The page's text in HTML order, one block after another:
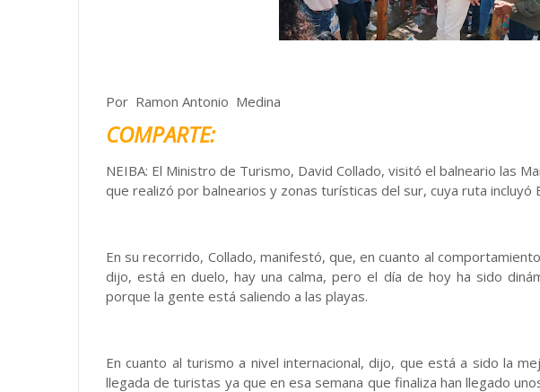
Por Ramon Antonio Medina
COMPARTE:
NEIBA: El Ministro de Turismo, David Collado, visitó el balneario las
que realizó por balnearios y zonas turísticas del sur, cuya ruta incluyó
En su recorrido, Collado, manifestó, que, en cuanto al
dijo, está en duelo, hay una calma, pero el día de hoy ha sido
porque la gente está saliendo a las playas.
En cuanto al turismo a nivel internacional, dijo, que está a sido la
llegada de turistas ya que en esa semana que finaliza han llegado